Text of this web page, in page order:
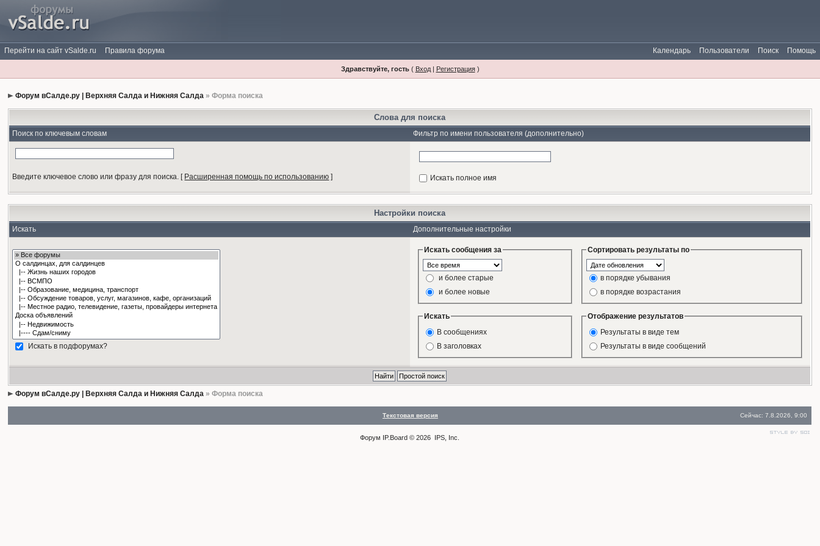
Перейти на сайт vSalde.ru Правила форума Помощь
Поиск
Пользователи
Календарь
Здравствуйте, гость( Вход| Регистрация)
Форум вСалде.ру | Верхняя Салда и Нижняя Салда » Форма поиска
Слова для поиска
Поиск по ключевым словам Фильтр по имени пользователя (дополнительно)
Введите ключевое слово или фразу для поиска. [ Расширенная помощь по использованию ] Искать полное имя
Настройки поиска
Искать Дополнительные настройки
Искать в подфорумах?
Искать сообщения за
и более старые
и более новые
Сортировать результаты по
в порядке убывания
в порядке возрастания
Искать
В сообщениях
В заголовках
Отображение результатов
Результаты в виде тем
Результаты в виде сообщений
Форум вСалде.ру | Верхняя Салда и Нижняя Салда » Форма поиска
Текстовая версия Сейчас: 7.8.2026, 9:00
Форум IP.Board © 2026 IPS, Inc